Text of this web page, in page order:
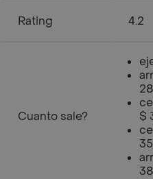
Rating 4.2
Cuanto sale?
$